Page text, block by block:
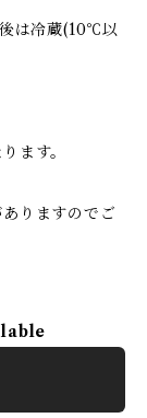
は冷蔵(10℃以
ます。
りますのでご